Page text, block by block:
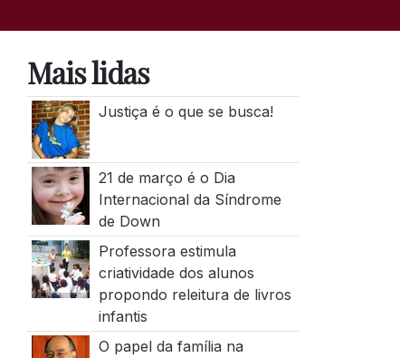
Mais lidas
Justiça é o que se busca!
21 de março é o Dia
Internacional da Síndrome
de Down
Professora estimula
criatividade dos alunos
propondo releitura de livros
infantis
O papel da família na